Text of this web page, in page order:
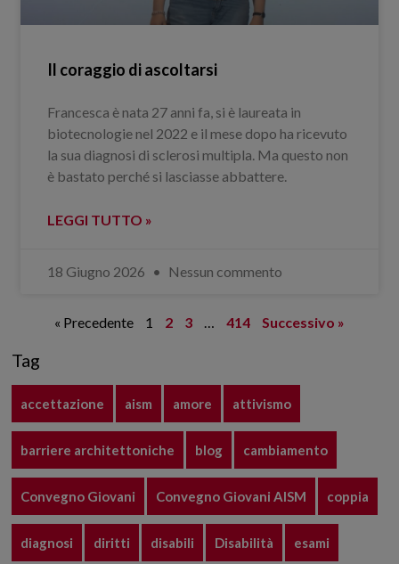
Il coraggio di ascoltarsi
Francesca è nata 27 anni fa, si è laureata in
biotecnologie nel 2022 e il mese dopo ha ricevuto
la sua diagnosi di sclerosi multipla. Ma questo non
è bastato perché si lasciasse abbattere.
LEGGI TUTTO »
18 Giugno 2026 Nessun commento
« Precedente 1 2 3 … 414 Successivo »
Tag
accettazione aism amore attivismo
barriere architettoniche blog cambiamento
Convegno Giovani Convegno Giovani AISM coppia
diagnosi diritti disabili Disabilità esami